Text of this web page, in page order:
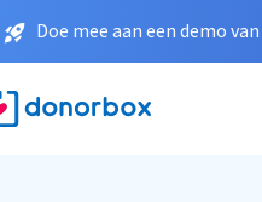
Doe mee aan een demo